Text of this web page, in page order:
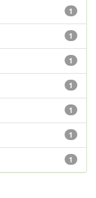
1
1
1
1
1
1
1